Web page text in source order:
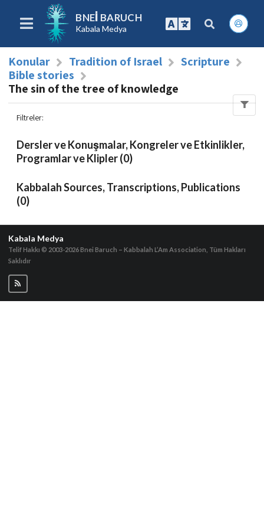
BNEI BARUCH
Kabala Medya
Konular Tradition of Israel
Scripture
Bible stories
The sin of the tree of knowledge
Filtreler:
Dersler ve Konuşmalar, Kongreler ve Etkinlikler,
Programlar ve Klipler (0)
Kabbalah Sources, Transcriptions, Publications
(0)
Kabala Medya
Telif Hakkı © 2003-2026Bnei Baruch – Kabbalah L’Am Association, Tüm Hakları
Saklıdır